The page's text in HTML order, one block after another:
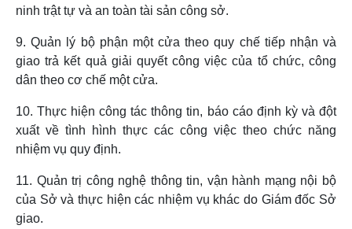
ninh trật tự và an toàn tài sản công sở.
9. Quản lý bộ phận một cửa theo quy chế tiếp nhận và
giao trả kết quả giải quyết công việc của tổ chức, công
dân theo cơ chế một cửa.
10. Thực hiện công tác thông tin, báo cáo định kỳ và đột
xuất về tình hình thực các công việc theo chức năng
nhiệm vụ quy định.
11. Quản trị công nghệ thông tin, vận hành mạng nội bộ
của Sở và thực hiện các nhiệm vụ khác do Giám đốc Sở
giao.